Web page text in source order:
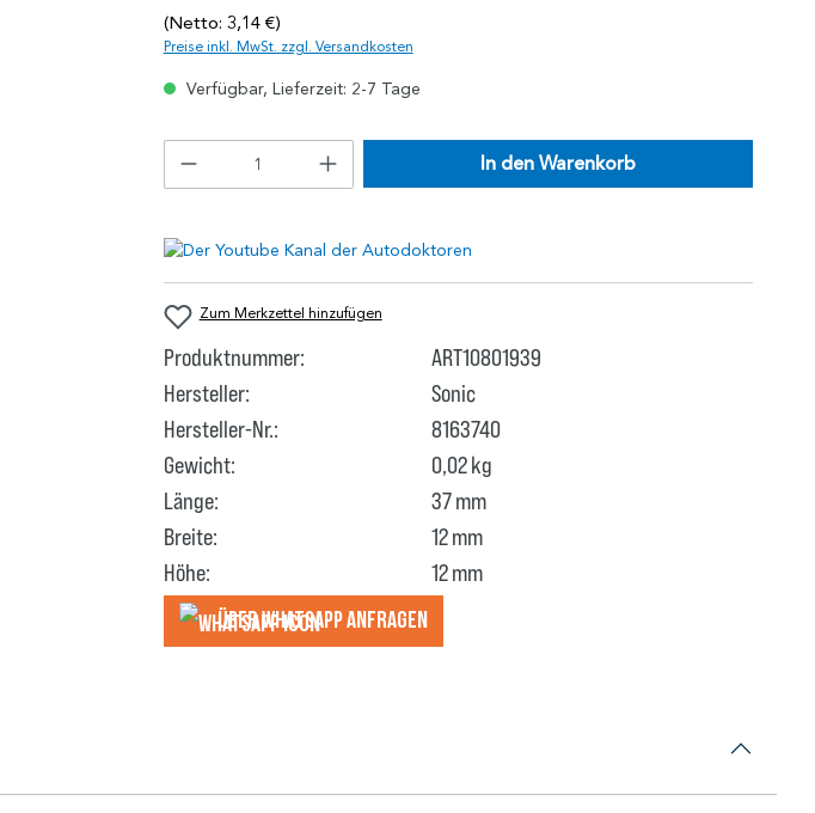
(Netto: 3,14 €)
Preise inkl. MwSt. zzgl. Versandkosten
Verfügbar, Lieferzeit: 2-7 Tage
In den Warenkorb
Zum Merkzettel hinzufügen
Produktnummer:
ART10801939
Hersteller:
Sonic
Hersteller-Nr.:
8163740
Gewicht:
0,02 kg
Länge:
37 mm
Breite:
12 mm
Höhe:
12 mm
Über WhatsApp anfragеn